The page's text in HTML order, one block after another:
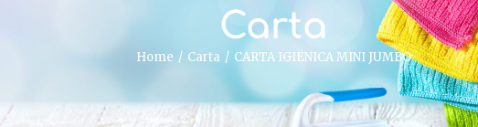
Carta
Home Carta CARTA IGIENICA MINI JUMBO